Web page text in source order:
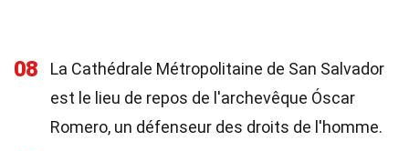
08
La Cathédrale Métropolitaine de San Salvador
est le lieu de repos de l'archevêque Óscar
Romero, un défenseur des droits de l'homme.